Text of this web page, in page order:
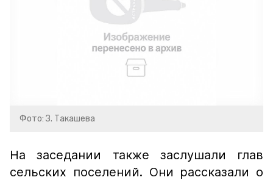
Фото: З. Такашева
На заседании также заслушали глав
сельских поселений. Они рассказали о